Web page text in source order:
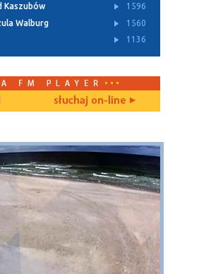
Kaszubów
1596
Walburg
1560
1136